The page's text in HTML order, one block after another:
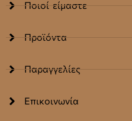
Ποιοί είμαστε
Προϊόντα
Παραγγελίες
Επικοινωνία